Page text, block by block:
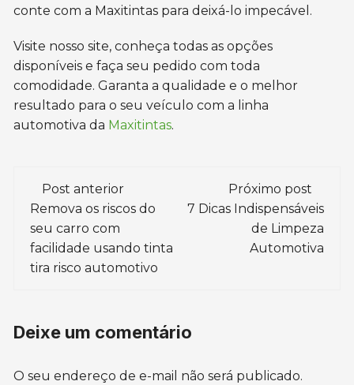
conte com a Maxitintas para deixá-lo impecável.
Visite nosso site, conheça todas as opções
disponíveis e faça seu pedido com toda
comodidade. Garanta a qualidade e o melhor
resultado para o seu veículo com a linha
automotiva da Maxitintas.
Navegação
de
post
Post anterior
Remova os riscos do
seu carro com
facilidade usando tinta
tira risco automotivo
Próximo post
7 Dicas Indispensáveis
de Limpeza
Automotiva
Deixe um comentário
O seu endereço de e-mail não será publicado.